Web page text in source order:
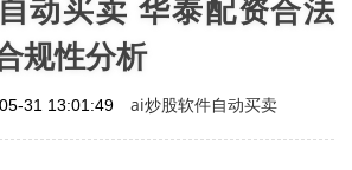
动买卖 华泰配资合法
规性分析
31 13:01:49 ai炒股软件自动买卖